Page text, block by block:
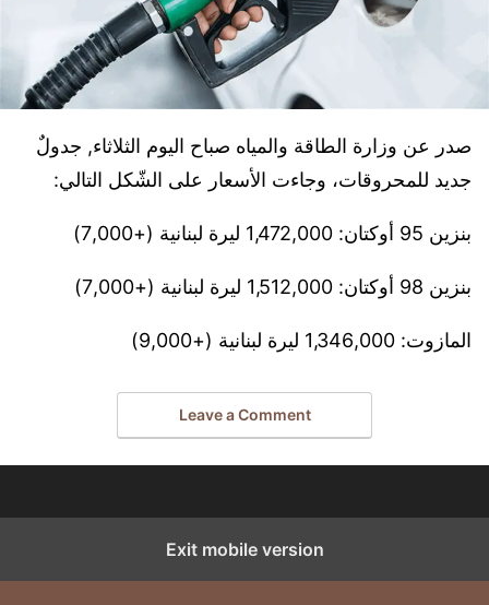
صدر عن وزارة الطاقة والمياه صباح اليوم الثلاثاء, جدولٌ
جديد للمحروقات، وجاءت الأسعار على الشّكل التالي:
بنزين 95 أوكتان: 1,472,000 ليرة لبنانية (+7,000)
بنزين 98 أوكتان: 1,512,000 ليرة لبنانية (+7,000)
المازوت: 1,346,000 ليرة لبنانية (+9,000)
Leave a Comment
Exit mobile version